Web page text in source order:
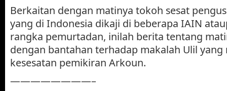
Berkaitan dengan matinya tokoh sesat
yang di Indonesia dikaji di beberapa IAIN
rangka pemurtadan, inilah berita tentang
dengan bantahan terhadap makalah Ulil
kesesatan pemikiran Arkoun.
————————–